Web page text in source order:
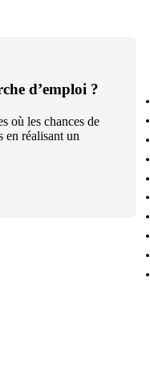
d’emploi ?
où les chances de
en réalisant un